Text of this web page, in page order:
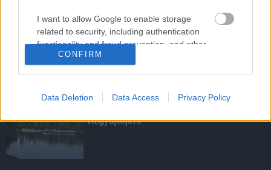
I want to allow Google to enable storage
related to security, including authentication
functionality and fraud prevention, and other
user protection.
CONFIRM
Data Deletion Data Access Privacy Policy
másodfokúra csökken a riasztás
vízgyűjtőjére